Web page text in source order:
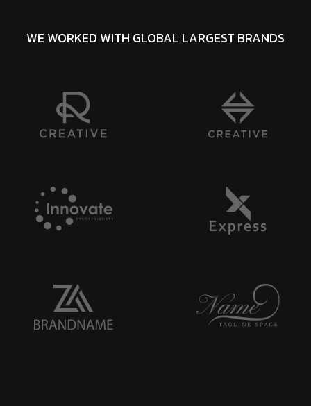
WE WORKED WITH GLOBAL LARGEST BRANDS